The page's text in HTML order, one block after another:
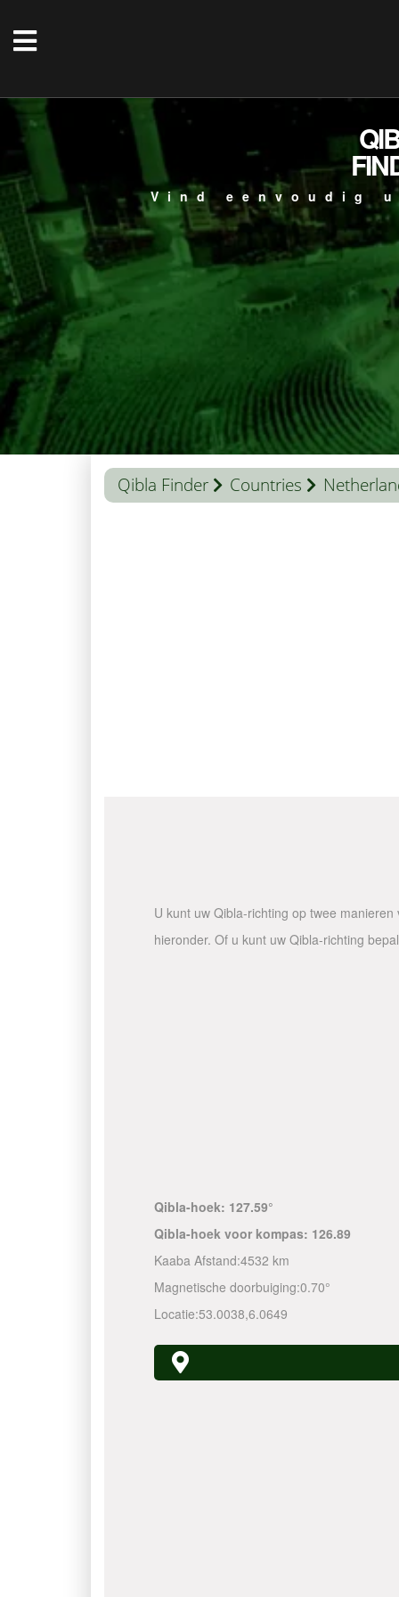
Vind eenvoudig
Qibla Finder Countries
U kunt uw Qibla-richting op twee
hieronder. Of u kunt uw Qibla-richting
Qibla-hoek: 127.59°
Qibla-hoek voor kompas: 126.89
Kaaba Afstand:4532 km
Magnetische doorbuiging:0.70°
Locatie:53.0038,6.0649